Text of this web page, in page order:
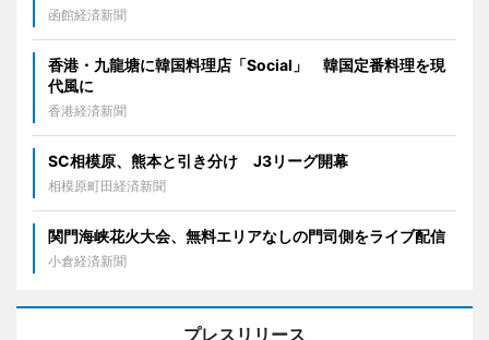
函館経済新聞
香港・九龍塘に韓国料理店「Social」 韓国定番料理を現
代風に
香港経済新聞
SC相模原、熊本と引き分け J3リーグ開幕
相模原町田経済新聞
関門海峡花火大会、無料エリアなしの門司側をライブ配信
小倉経済新聞
プレスリリース